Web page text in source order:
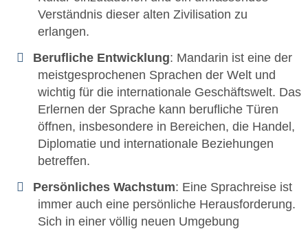
Verständnis dieser alten Zivilisation zu
erlangen.
Berufliche Entwicklung: Mandarin ist eine der
meistgesprochenen Sprachen der Welt und
wichtig für die internationale Geschäftswelt. Das
Erlernen der Sprache kann berufliche Türen
öffnen, insbesondere in Bereichen, die Handel,
Diplomatie und internationale Beziehungen
betreffen.
Persönliches Wachstum: Eine Sprachreise ist
immer auch eine persönliche Herausforderung.
Sich in einer völlig neuen Umgebung